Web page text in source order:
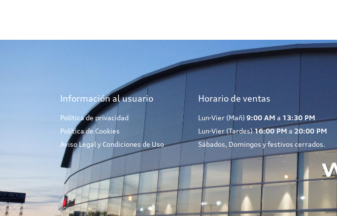
Información al usuario
Política de privacidad
Política de Cookies
Aviso Legal y Condiciones de Uso
Horario de ventas
Lun-Vier (Mañ) 9:00 AM a 13:30 PM
Lun-Vier (Tardes)16:00 PM a 20:00 PM
Sábados, Domingos y festivos cerrados.